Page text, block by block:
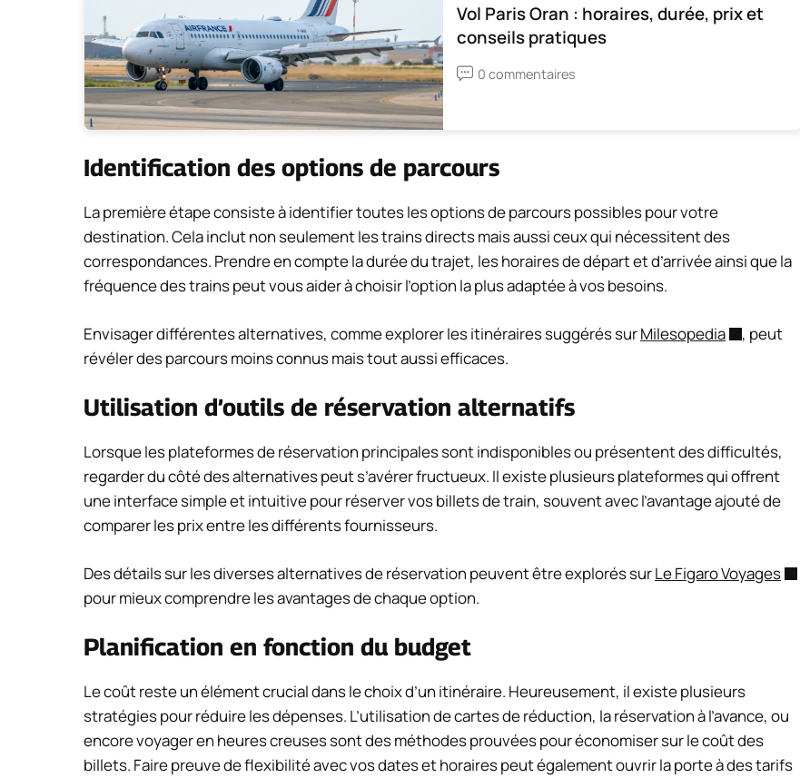
Vol Paris Oran : horaires, durée, prix et
conseils pratiques
0 commentaires
Identification des options de parcours
La première étape consiste à identifier toutes les options de parcours possibles pour votre
destination. Cela inclut non seulement les trains directs mais aussi ceux qui nécessitent des
correspondances. Prendre en compte la durée du trajet, les horaires de départ et d’arrivée ainsi que la
fréquence des trains peut vous aider à choisir l’option la plus adaptée à vos besoins.
Envisager différentes alternatives, comme explorer les itinéraires suggérés surMilesopedia
, peut
révéler des parcours moins connus mais tout aussi efficaces.
Utilisation d’outils de réservation alternatifs
Lorsque les plateformes de réservation principales sont indisponibles ou présentent des difficultés,
regarder du côté des alternatives peut s’avérer fructueux. Il existe plusieurs plateformes qui offrent
une interface simple et intuitive pour réserver vos billets de train, souvent avec l’avantage ajouté de
comparer les prix entre les différents fournisseurs.
Des détails sur les diverses alternatives de réservation peuvent être explorés surLe Figaro Voyages
pour mieux comprendre les avantages de chaque option.
Planification en fonction du budget
Le coût reste un élément crucial dans le choix d’un itinéraire. Heureusement, il existe plusieurs
stratégies pour réduire les dépenses. L’utilisation de cartes de réduction, la réservation à l’avance, ou
encore voyager en heures creuses sont des méthodes prouvées pour économiser sur le coût des
billets. Faire preuve de flexibilité avec vos dates et horaires peut également ouvrir la porte à des tarifs